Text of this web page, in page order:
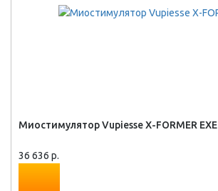
Миостимулятор Vupiesse X-FORMER EXE
36 636 р.